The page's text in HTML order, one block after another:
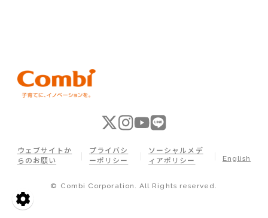
© Combi Corporation. All Rights reserved.
ウェブサイトか
らのお願い
プライバシ
ーポリシー
ソーシャルメデ
ィアポリシー
English